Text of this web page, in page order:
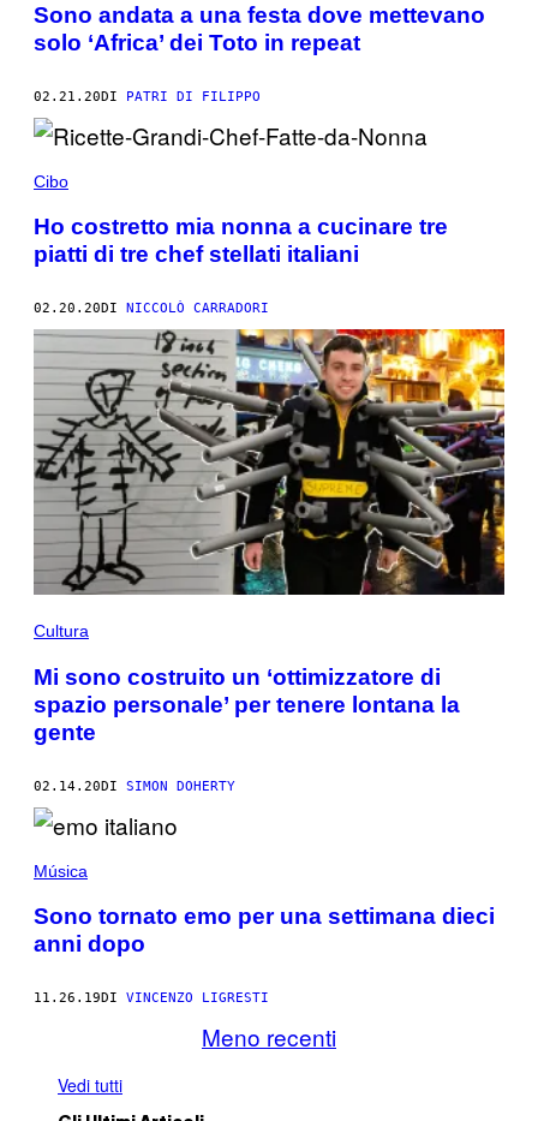
Sono andata a una festa dove mettevano
solo ‘Africa’ dei Toto in repeat
02.21.20DI PATRI DI FILIPPO
Cibo
Ho costretto mia nonna a cucinare tre
piatti di tre chef stellati italiani
02.20.20DI NICCOLÒ CARRADORI
Cultura
Mi sono costruito un ‘ottimizzatore di
spazio personale’ per tenere lontana la
gente
02.14.20DI SIMON DOHERTY
Música
Sono tornato emo per una settimana dieci
anni dopo
11.26.19DI VINCENZO LIGRESTI
Meno recenti
Vedi tutti